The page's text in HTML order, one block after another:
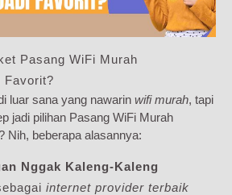
Pasang WiFi Murah
Favorit?
luar sana yang nawarin wifi murah, tapi
jadi pilihan Pasang WiFi Murah
Nih, beberapa alasannya:
Nggak Kaleng-Kaleng
internet provider terbaik